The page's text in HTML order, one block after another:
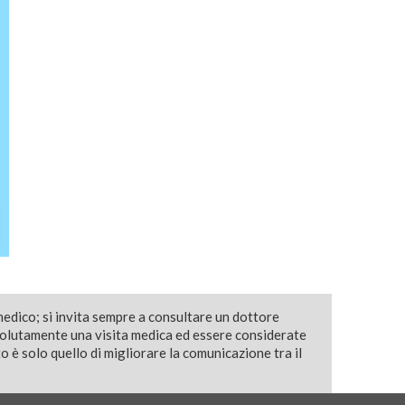
si invita sempre a consultare un dottore
una visita medica ed essere considerate
è solo quello di migliorare la comunicazione tra il